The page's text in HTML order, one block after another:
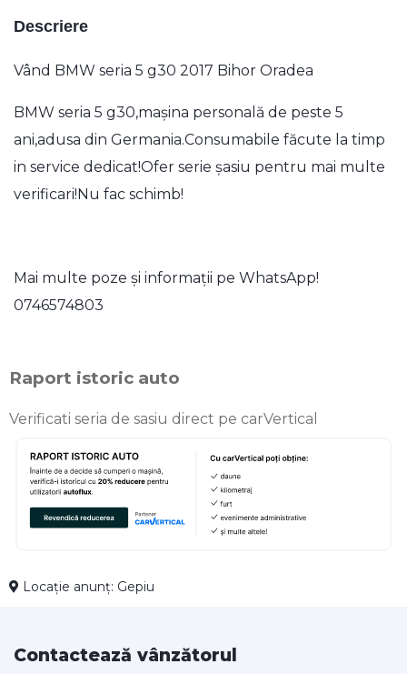
Descriere
Vând BMW seria 5 g30 2017 Bihor Oradea
BMW seria 5 g30,mașina personală de peste 5
ani,adusa din Germania.Consumabile făcute la timp
in service dedicat!Ofer serie șasiu pentru mai multe
verificari!Nu fac schimb!
Mai multe poze și informații pe WhatsApp!
0746574803
Raport istoric auto
Verificati seria de sasiu direct pe carVertical
Locație anunț: Gepiu
Contactează vânzătorul